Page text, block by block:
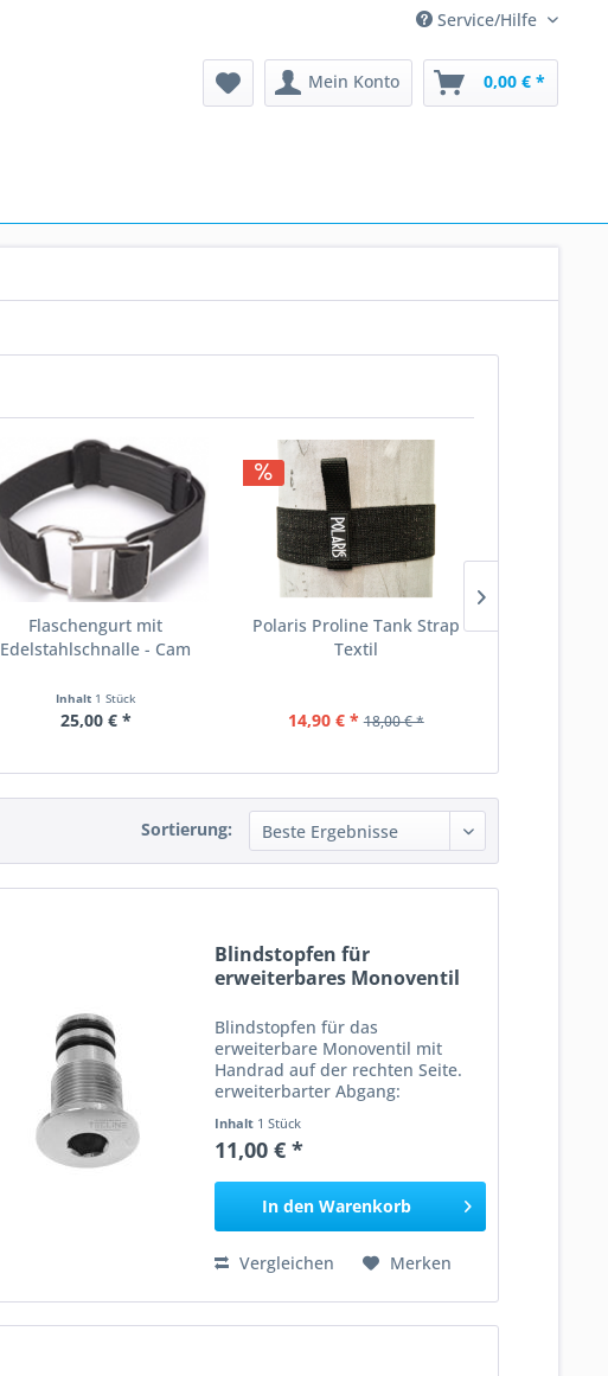
Service/Hilfe
Mein Konto 0,00 € *
Flaschengurt mit
Edelstahlschnalle - Cam
Inhalt 1 Stück
25,00 € *
Polaris Proline Tank Strap
Textil
14,90 € * 18,00 € *
Sortierung:
Blindstopfen für
erweiterbares Monoventil
Blindstopfen für das
erweiterbare Monoventil mit
Handrad auf der rechten Seite.
erweiterbarter Abgang:
ähnlich (Symbolbild) Angaben
gem. GPSR: Dies ist ein Artikel
der Marke Tecline.
Hersteller: Scubatech sp. z...
Inhalt 1 Stück
11,00 € *
In den Warenkorb
Vergleichen Merken